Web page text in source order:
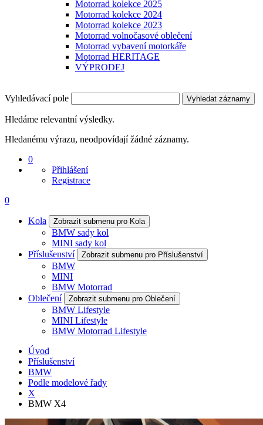
Motorrad kolekce 2025
Motorrad kolekce 2024
Motorrad kolekce 2023
Motorrad volnočasové oblečení
Motorrad vybavení motorkáře
Motorrad HERITAGE
VÝPRODEJ
Vyhledávací pole Vyhledat záznamy
Hledáme relevantní výsledky.
Hledanému výrazu, neodpovídají žádné záznamy.
0
Přihlášení
Registrace
0
Kola Zobrazit submenu pro Kola
BMW sady kol
MINI sady kol
Příslušenství
Zobrazit submenu pro Příslušenství
BMW
MINI
BMW Motorrad
Oblečení
Zobrazit submenu pro Oblečení
BMW Lifestyle
MINI Lifestyle
BMW Motorrad Lifestyle
Úvod
Příslušenství
BMW
Podle modelové řady
X
BMW X4